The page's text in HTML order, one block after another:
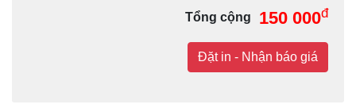
Tổng cộng 150 000đ
Đặt in - Nhận báo giá